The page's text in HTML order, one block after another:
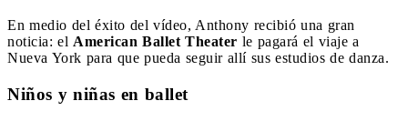
En medio del éxito del vídeo, Anthony recibió una gran
noticia: el American Ballet Theater le pagará el viaje a
Nueva York para que pueda seguir allí sus estudios de danza.
Niños y niñas en ballet